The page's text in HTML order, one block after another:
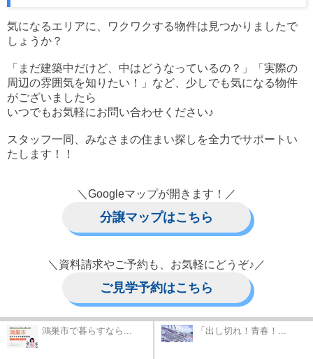
気になるエリアに、ワクワクする物件は見つかりましたで
しょうか？
「まだ建築中だけど、中はどうなっているの？」「実際の
周辺の雰囲気を知りたい！」など、少しでも気になる物件
がございましたら
いつでもお気軽にお問い合わせください♪
スタッフ一同、みなさまの住まい探しを全力でサポートい
たします！！
＼Googleマップが開きます！／
分譲マップはこちら
＼資料請求やご予約も、お気軽にどうぞ♪／
ご見学予約はこちら
鴻巣市で暮らすなら... 「出し切れ！青春！...